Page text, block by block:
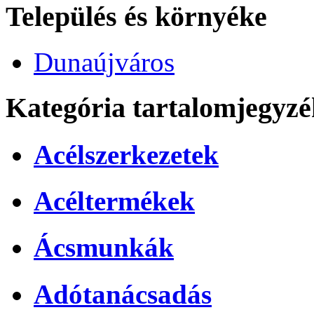
Település és környéke
Dunaújváros
Kategória
Acélszerkezetek
Acéltermékek
Ácsmunkák
Adótanácsadás